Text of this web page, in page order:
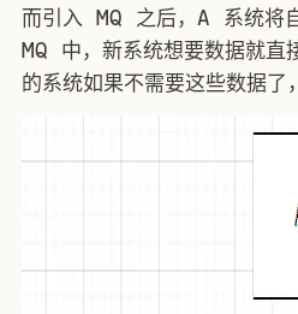
而引入 MQ 之后，A 系统将
MQ 中，新系统想要数据就
的系统如果不需要这些数据了